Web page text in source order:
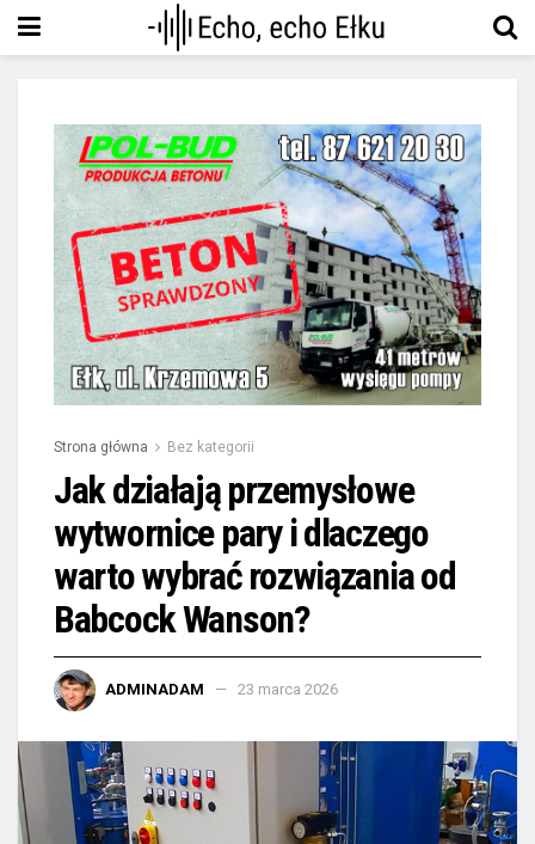
Strona główna Bez kategorii
Jak działają przemysłowe
wytwornice pary i dlaczego
warto wybrać rozwiązania od
Babcock Wanson?
ADMINADAM 23 marca 2026